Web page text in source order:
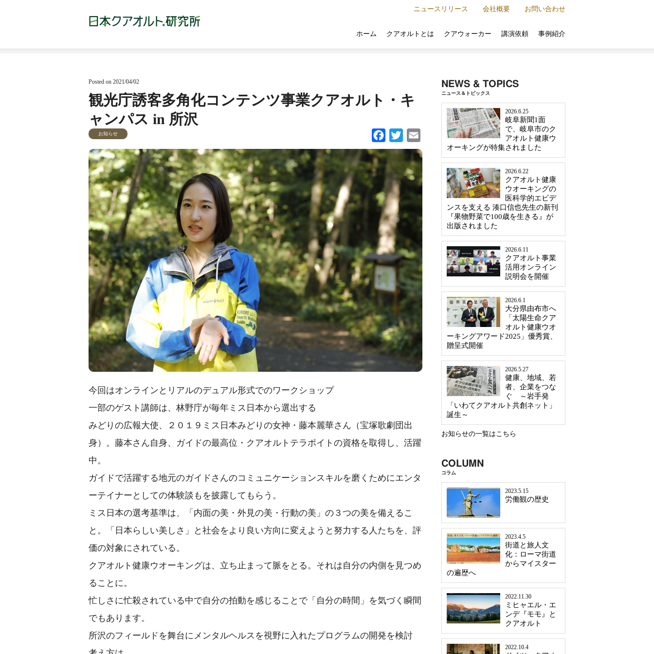
ホーム クアオルトとは クアウォーカー 講演依頼 事例紹介
ニュースリリース 会社概要 お問い合わせ
Posted on 2021/04/02
観光庁誘客多角化コンテンツ事業クアオルト・キ
ャンパス in 所沢
Facebook Twitter
お知らせ
今回はオンラインとリアルのデュアル形式でのワークショップ
一部のゲスト講師は、林野庁が毎年ミス日本から選出する
みどりの広報大使、２０１９ミス日本みどりの女神・藤本麗華さん（宝塚歌劇団出
身）。藤本さん自身、ガイドの最高位・クアオルトテラポイトの資格を取得し、活躍
中。
ガイドで活躍する地元のガイドさんのコミュニケーションスキルを磨くためにエンタ
ーテイナーとしての体験談もを披露してもらう。
ミス日本の選考基準は、「内面の美・外見の美・行動の美」の３つの美を備えるこ
と。「日本らしい美しさ」と社会をより良い方向に変えようと努力する人たちを、評
価の対象にされている。
クアオルト健康ウオーキングは、立ち止まって脈をとる。それは自分の内側を見つめ
ることに。
忙しさに忙殺されている中で自分の拍動を感じることで「自分の時間」を気づく瞬間
でもあります。
所沢のフィールドを舞台にメンタルヘルスを視野に入れたプログラムの開発を検討
NEWS & TOPICS
ニュース＆トピックス
2026.6.25
岐阜新聞1面
で、岐阜市のク
アオルト健康ウ
オーキングが特集されました
2026.6.22
クアオルト健康
ウオーキングの
医科学的エビデ
ンスを支える 湊口信也先生の新刊
『果物野菜で100歳を生きる』が
出版されました
2026.6.11
クアオルト事業
活用オンライン
説明会を開催
2026.6.1
大分県由布市へ
「太陽生命クア
オルト健康ウオ
ーキングアワード2025」優秀賞、
贈呈式開催
2026.5.27
健康、地域、若
者、企業をつな
ぐ ～岩手発
「いわてクアオルト共創ネット」
誕生～
お知らせの一覧はこちら
COLUMN
コラム
2023.5.15
労働観の歴史
2023.4.5
街道と旅人文
化：ローマ街道
からマイスター
の遍歴へ
2022.11.30
ミヒャエル・エ
ンデ『モモ』と
クアオルト
2022.10.4